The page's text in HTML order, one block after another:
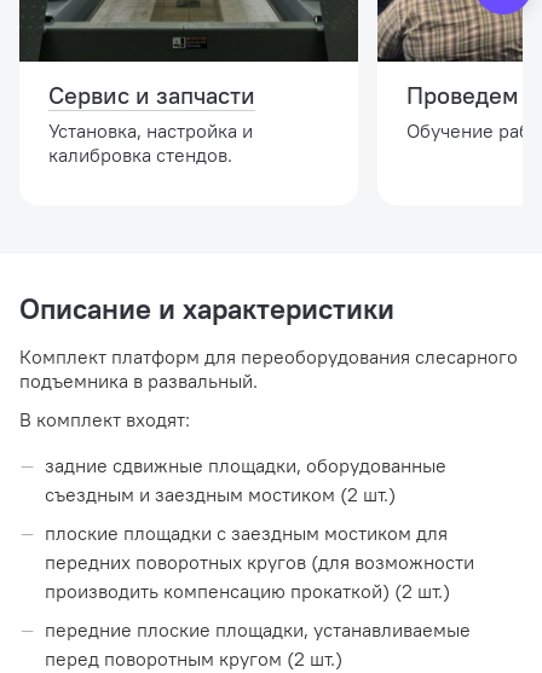
Сервис и запчасти
Установка, настройка и
калибровка стендов.
Проведем
Обучение
Описание и характеристики
Комплект платформ для переоборудования слесарного
подъемника в развальный.
В комплект входят:
задние сдвижные площадки, оборудованные
съездным и заездным мостиком (2 шт.)
плоские площадки с заездным мостиком для
передних поворотных кругов (для возможности
производить компенсацию прокаткой) (2 шт.)
передние плоские площадки, устанавливаемые
перед поворотным кругом (2 шт.)